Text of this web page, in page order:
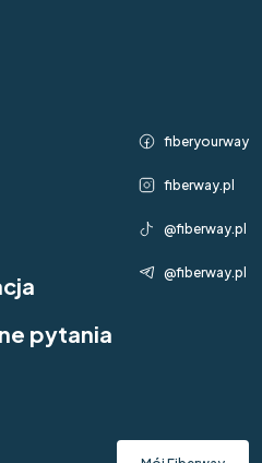
pytania
fiberyourway
fiberway.pl
@fiberway.pl
@fiberway.pl